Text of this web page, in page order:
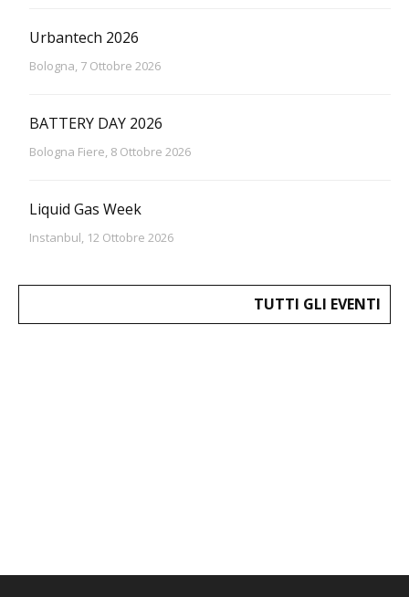
Urbantech 2026
Bologna, 7 Ottobre 2026
BATTERY DAY 2026
Bologna Fiere, 8 Ottobre 2026
Liquid Gas Week
Instanbul, 12 Ottobre 2026
TUTTI GLI EVENTI